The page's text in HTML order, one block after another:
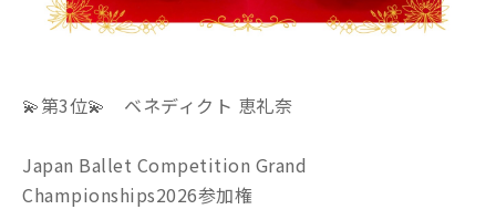
💫第3位💫 ベネディクト 恵礼奈
Japan Ballet Competition Grand
Championships2026参加権